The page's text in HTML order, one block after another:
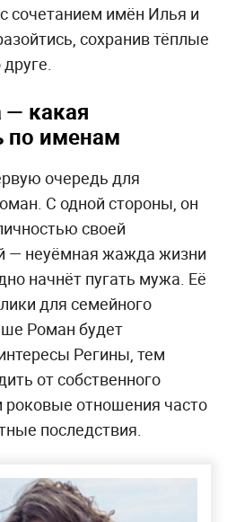
сочетанием имён Илья и
сохранив тёплые
— какая
по именам
очередь для
С одной стороны, он
своей
— неуёмная жажда жизни
начнёт пугать мужа. Её
для семейного
Роман будет
Регины, тем
от собственного
роковые отношения часто
последствия.